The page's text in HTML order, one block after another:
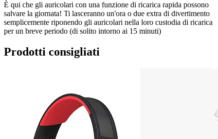
È qui che gli auricolari con una funzione di ricarica rapida possono
salvare la giornata! Ti lasceranno un'ora o due extra di divertimento
semplicemente riponendo gli auricolari nella loro custodia di ricarica
per un breve periodo (di solito intorno ai 15 minuti)
Prodotti consigliati